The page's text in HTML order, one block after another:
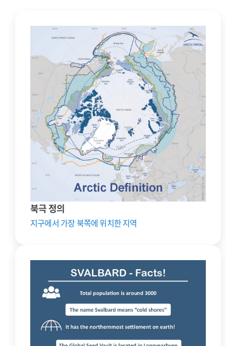
북극 정의
지구에서 가장 북쪽에 위치한 지역